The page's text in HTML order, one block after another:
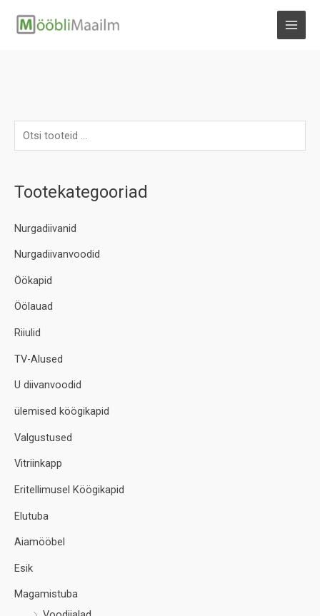
Tootekategooriad
Nurgadiivanid
Nurgadiivanvoodid
Öökapid
Öölauad
Riiulid
TV-Alused
U diivanvoodid
ülemised köögikapid
Valgustused
Vitriinkapp
Eritellimusel Köögikapid
Elutuba
Aiamööbel
Esik
Magamistuba